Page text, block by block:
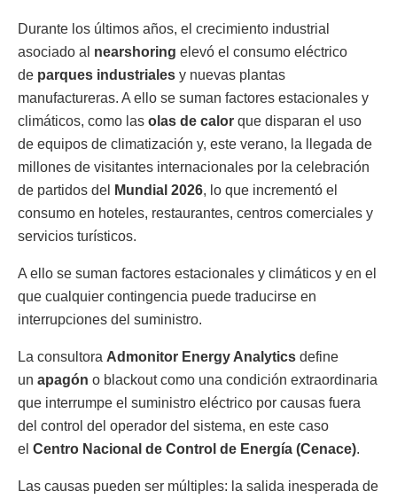
Durante los últimos años, el crecimiento industrial
asociado al nearshoring elevó el consumo eléctrico
de parques industriales y nuevas plantas
manufactureras. A ello se suman factores estacionales y
climáticos, como las olas de calor que disparan el uso
de equipos de climatización y, este verano, la llegada de
millones de visitantes internacionales por la celebración
de partidos del
Mundial 2026, lo que incrementó el
consumo en hoteles, restaurantes, centros comerciales y
servicios turísticos.
A ello se suman factores estacionales y climáticos y en el
que cualquier contingencia puede traducirse en
interrupciones del suministro.
La consultora Admonitor Energy Analytics define
un apagón o blackout como una condición extraordinaria
que interrumpe el suministro eléctrico por causas fuera
del control del operador del sistema, en este caso
el Centro Nacional de Control de Energía (Cenace).
Las causas pueden ser múltiples: la salida inesperada de